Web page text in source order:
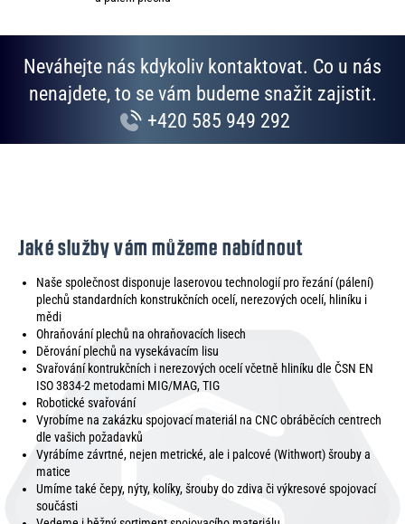
s
u
Neváhejte nás kdykoliv kontaktovat. Co u nás
nenajdete, to se vám budeme snažit zajistit.
+420 585 949 292
Jaké služby vám můžeme nabídnout
Naše společnost disponuje laserovou technologií pro řezání (pálení)
plechů standardních konstrukčních ocelí, nerezových ocelí, hliníku i
mědi
Ohraňování plechů na ohraňovacích lisech
Děrování plechů na vysekávacím lisu
Svařování kontrukčních i nerezových ocelí včetně hliníku dle ČSN EN
ISO 3834-2 metodami MIG/MAG, TIG
Robotické svařování
Vyrobíme na zakázku spojovací materiál na CNC obráběcích centrech
dle vašich požadavků
Vyrábíme závrtné, nejen metrické, ale i palcové (Withwort) šrouby a
matice
Umíme také čepy, nýty, kolíky, šrouby do zdiva či výkresové spojovací
součásti